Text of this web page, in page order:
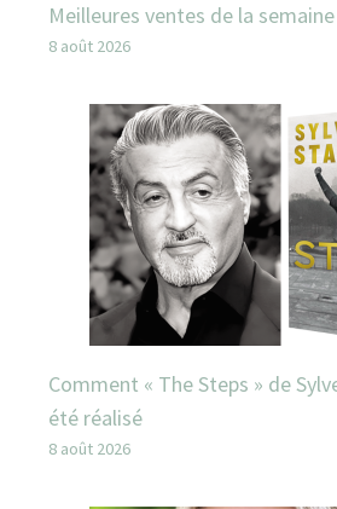
Meilleures ventes de la
8 août 2026
Comment « The Steps » de
été réalisé
8 août 2026